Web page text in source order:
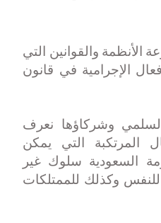
الأنظمة والقوانين التي
الإجرامية في قانون
وشركاؤها نعرف
المرتكبة التي يمكن
السعودية سلوك غير
وكذلك للممتلكات